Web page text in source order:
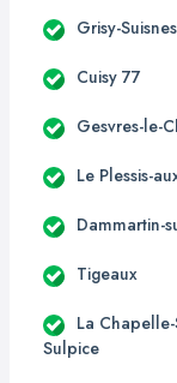
Grisy-Suisnes
Cuisy 77
Gesvres-le-
Le Plessis-
Dammartin-
Tigeaux
La
Sulpice